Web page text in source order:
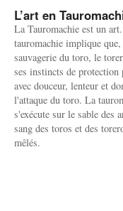
L’art en
La Tauromachie est un
tauromachie implique
sauvagerie du toro, le
ses instincts de protection
avec douceur, lenteur et
l'attaque du toro. La
s'exécute sur le sable des
sang des toros et des
mêlés.